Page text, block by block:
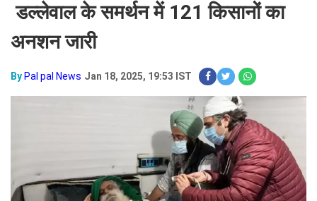
डल्लेवाल के समर्थन में 121 किसानों का
अनशन जारी
By Pal pal News Jan 18, 2025, 19:53 IST